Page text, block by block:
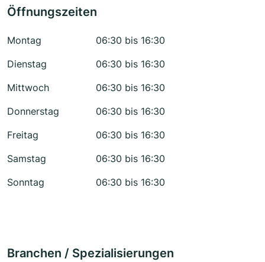
Öffnungszeiten
Montag
06:30 bis 16:30
Dienstag
06:30 bis 16:30
Mittwoch
06:30 bis 16:30
Donnerstag
06:30 bis 16:30
Freitag
06:30 bis 16:30
Samstag
06:30 bis 16:30
Sonntag
06:30 bis 16:30
Branchen / Spezialisierungen